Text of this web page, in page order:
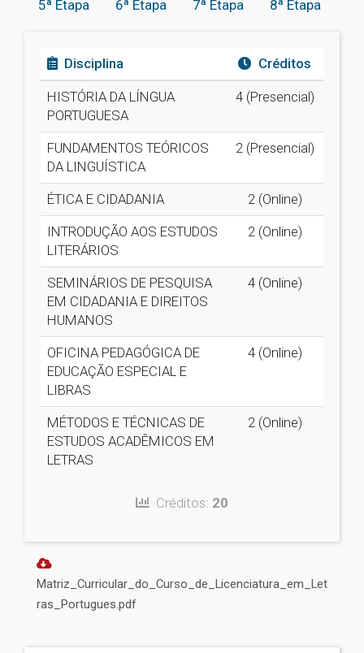
5ª Etapa
6ª Etapa 7ª Etapa 8ª Etapa
Disciplina Créditos
HISTÓRIA DA LÍNGUA
PORTUGUESA
4 (Presencial)
FUNDAMENTOS TEÓRICOS
DA LINGUÍSTICA
2 (Presencial)
ÉTICA E CIDADANIA
2 (Online)
INTRODUÇÃO AOS ESTUDOS
LITERÁRIOS
2 (Online)
SEMINÁRIOS DE PESQUISA
EM CIDADANIA E DIREITOS
HUMANOS
4 (Online)
OFICINA PEDAGÓGICA DE
EDUCAÇÃO ESPECIAL E
LIBRAS
4 (Online)
MÉTODOS E TÉCNICAS DE
ESTUDOS ACADÊMICOS EM
LETRAS
2 (Online)
Créditos: 20
Matriz_Curricular_do_Curso_de_Licenciatura_em_Let
ras_Portugues.pdf